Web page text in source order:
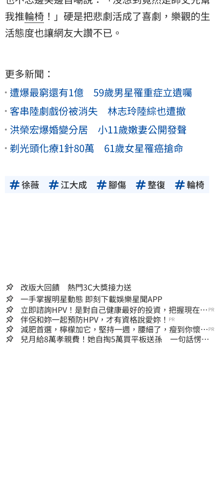
我推輪椅 ！」硬是把悲劇活成了喜劇，樂觀的生
活態度也讓網友大讚不已。
更多新聞：
遭爆最窮還有1億 59歲男星罹重症立遺囑
客串陸劇戲份被消失 林志玲陸綜也遭撤
洪榮宏爆婚變分居 小11歲嫩妻公開發聲
剃光頭化療1針80萬 61歲女星罹癌搶命
徐薇 江大成 腳傷 整復 輪椅
改版大回饋 熱門3C大獎接力送
一手掌握明星動態 即刻下載娛樂星聞APP
立即諮詢HPV！是對自己健康最好的投資，把握現在不
嫌晚！
PR
伴侶和妳一起預防HPV，才有資格說愛妳！ PR
減肥首選，檸檬加它，堅持一週，腰細了，瘦到你懷疑
人生
PR
兒月給8萬孝親費！她自掏5萬買平板送孫 一句話愣原